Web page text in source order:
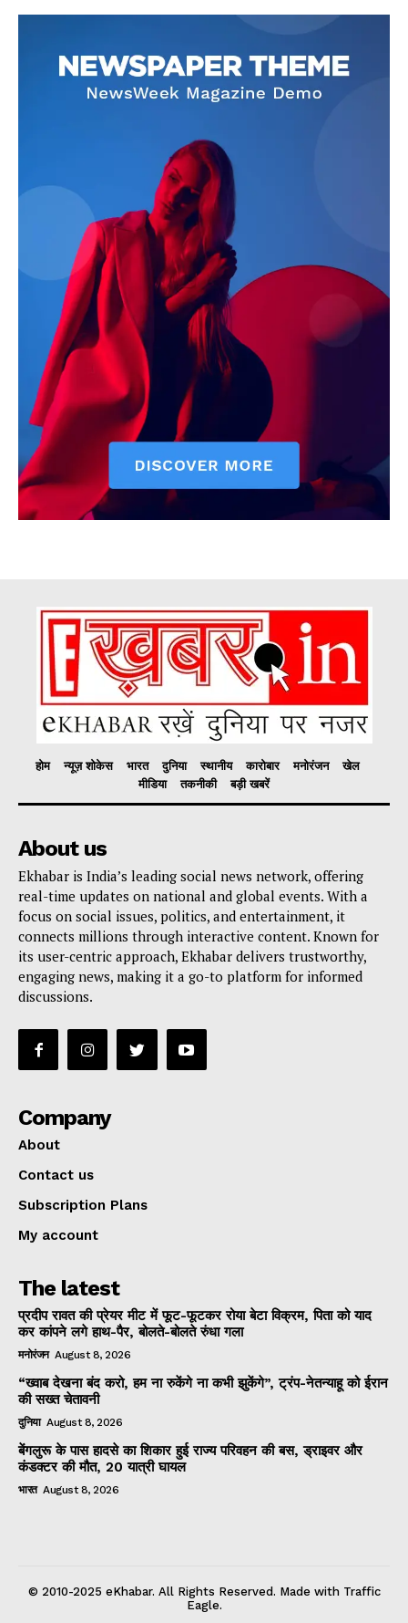
Contact us
Subscription Plans
My account
होम न्यूज़ शोकेस भारत दुनिया स्थानीय कारोबार मनोरंजन
खेल
मीडिया
तकनीकी बड़ी खबरें
About us
Ekhabar is India’s leading social news network, offering
real-time updates on national and global events. With a
focus on social issues, politics, and entertainment, it
connects millions through interactive content. Known for
its user-centric approach, Ekhabar delivers trustworthy,
engaging news, making it a go-to platform for informed
discussions.
Company
About
Contact us
Subscription Plans
My account
The latest
प्रदीप रावत की प्रेयर मीट में फूट-फूटकर रोया बेटा विक्रम, पिता को याद
कर कांपने लगे हाथ-पैर, बोलते-बोलते रुंधा गला
मनोरंजन August 8, 2026
“ख्वाब देखना बंद करो, हम ना रुकेंगे ना कभी झुकेंगे”, ट्रंप-नेतन्याहू को ईरान
की सख्त चेतावनी
दुनिया August 8, 2026
बेंगलुरू के पास हादसे का शिकार हुई राज्य परिवहन की बस, ड्राइवर और
कंडक्टर की मौत, 20 यात्री घायल
भारत August 8, 2026
© 2010-2025 eKhabar. All Rights Reserved. Made with Traffic
Eagle.